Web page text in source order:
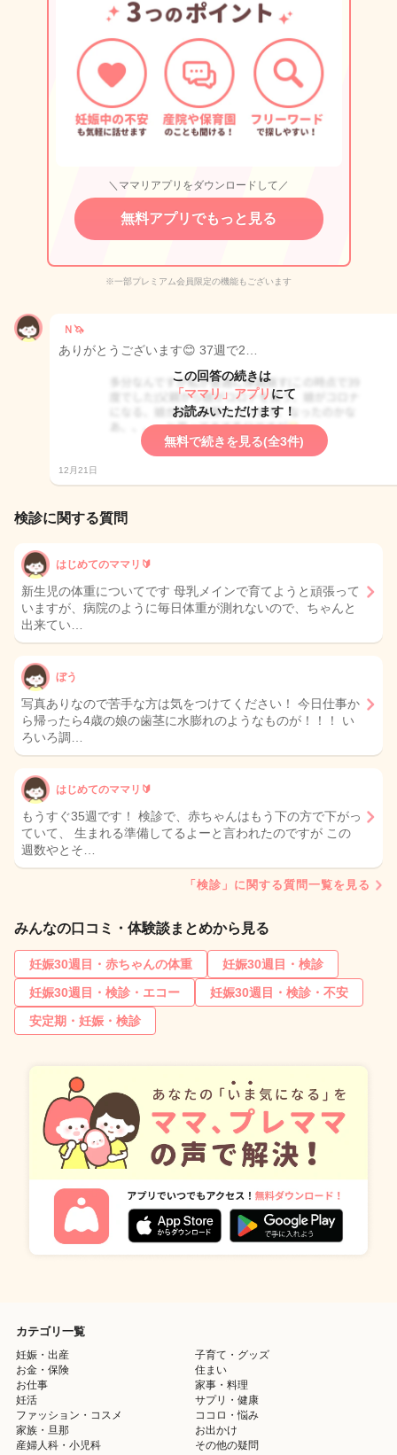
＼ママリアプリをダウンロードして／
無料アプリでもっと見る
※一部プレミアム会員限定の機能もございます
Ｎ🦄
ありがとうございます😊 37週で2…
この回答の続きは
「ママリ」アプリ にて
お読みいただけます！
無料で続きを見る(全3件)
12月21日
検診に関する質問
はじめてのママリ🔰
新生児の体重についてです 母乳メインで育てようと頑張って
いますが、病院のように毎日体重が測れないので、ちゃんと
出来てい…
ぼう
写真ありなので苦手な方は気をつけてください！ 今日仕事か
ら帰ったら4歳の娘の歯茎に水膨れのようなものが！！！ い
ろいろ調…
はじめてのママリ🔰
もうすぐ35週です！ 検診で、赤ちゃんはもう下の方で下がっ
ていて、 生まれる準備してるよーと言われたのですが この
週数やとそ…
「検診」に関する質問一覧を見る
みんなの口コミ・体験談まとめから見る
妊娠30週目・赤ちゃんの体重
妊娠30週目・検診
妊娠30週目・検診・エコー
妊娠30週目・検診・不安
安定期・妊娠・検診
カテゴリ一覧
妊娠・出産
子育て・グッズ
お金・保険
住まい
お仕事
家事・料理
妊活
サプリ・健康
ファッション・コスメ
ココロ・悩み
家族・旦那
お出かけ
産婦人科・小児科
その他の疑問